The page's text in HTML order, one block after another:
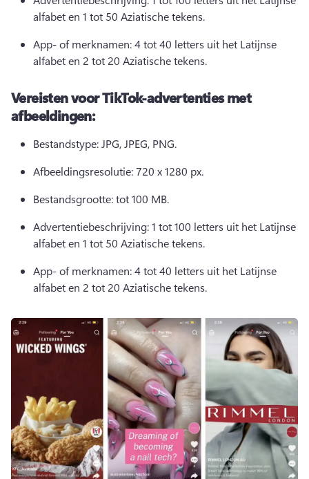
alfabet en 1 tot 50 Aziatische tekens.
App- of merknamen: 4 tot 40 letters uit het Latijnse
alfabet en 2 tot 20 Aziatische tekens.
Vereisten voor TikTok-advertenties met
afbeeldingen:
Bestandstype: JPG, JPEG, PNG.
Afbeeldingsresolutie: 720 x 1280 px.
Bestandsgrootte: tot 100 MB.
Advertentiebeschrijving: 1 tot 100 letters uit het Latijnse
alfabet en 1 tot 50 Aziatische tekens.
App- of merknamen: 4 tot 40 letters uit het Latijnse
alfabet en 2 tot 20 Aziatische tekens.